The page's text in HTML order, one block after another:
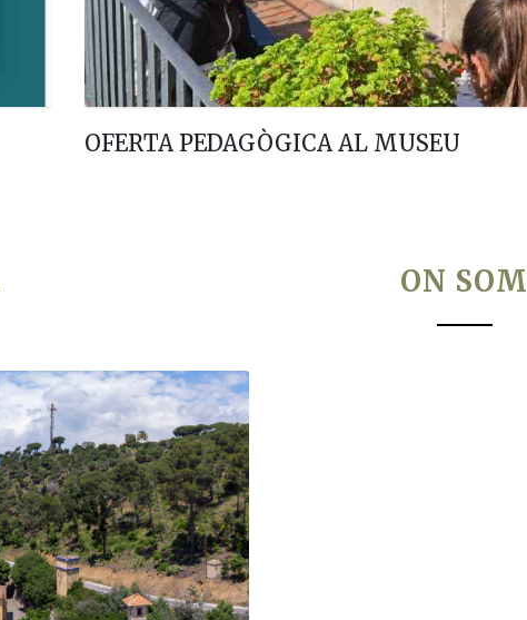
OFERTA PEDAGÒGICA AL MUSEU
ON SOM